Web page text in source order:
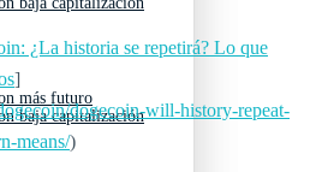
más futuro
baja capitalización
¿La historia se repetirá? Lo que
]
dogecoin-will-history-repeat-
means/)